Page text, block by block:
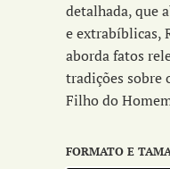
detalhada, que
e extrabíblicas,
aborda fatos
tradições sobre
Filho do
FORMATO E